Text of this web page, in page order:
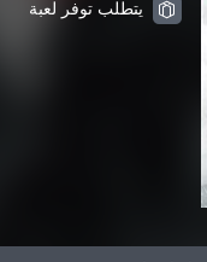
يتطلب توفر لعبة